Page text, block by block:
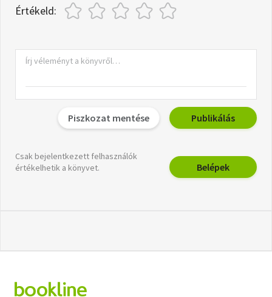
Értékeld:
Piszkozat mentése Publikálás
Csak bejelentkezett felhasználók
értékelhetik a könyvet.
Belépek